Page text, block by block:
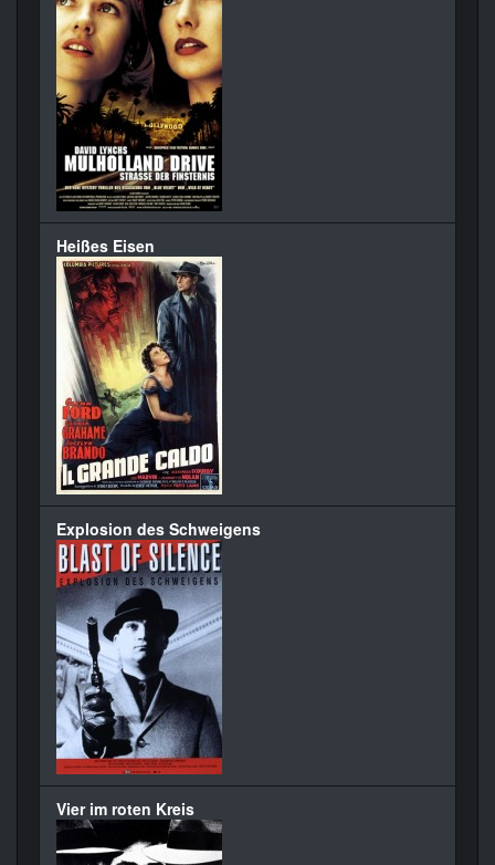
Heißes Eisen
Explosion des Schweigens
Vier im roten Kreis